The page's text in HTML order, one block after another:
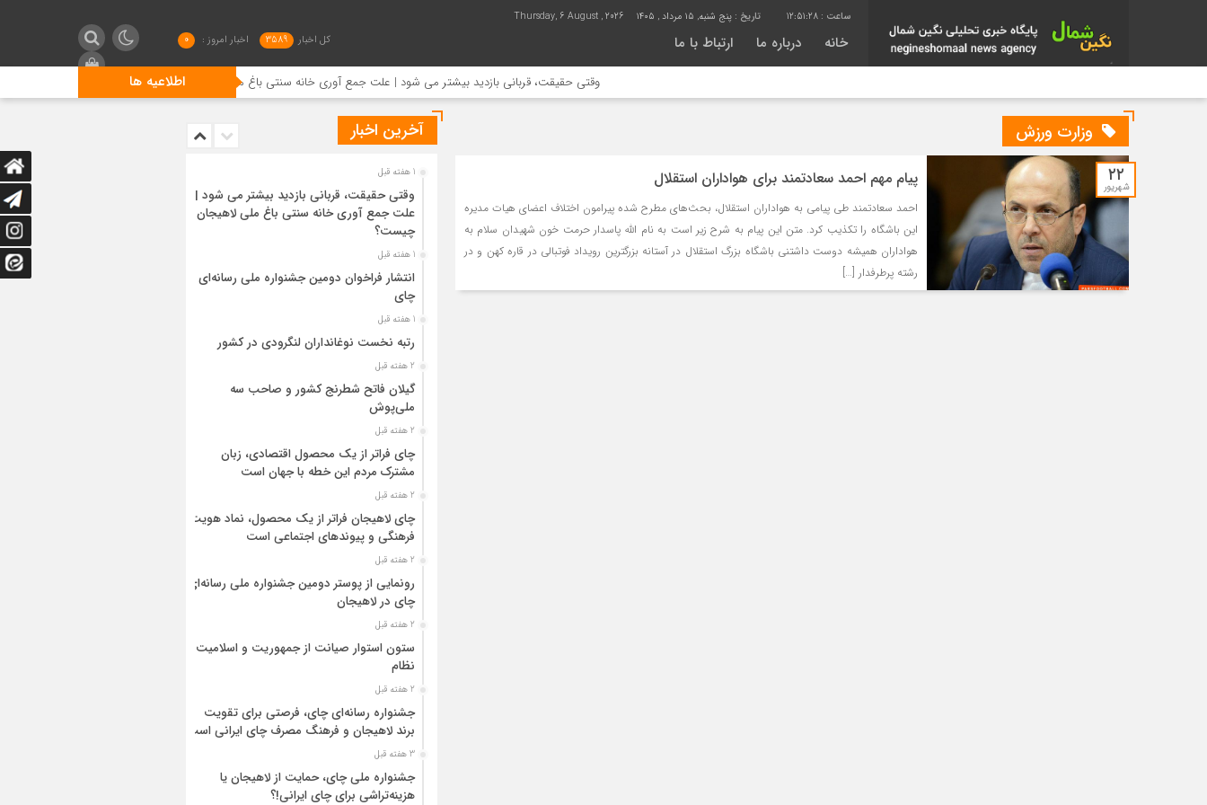
12:51:28 تاریخ : پنج شنبه, ۱۵ مرداد , ۱۴۰۵ Thursday, 6 August , 2026
خانه درباره ما ارتباط با ما کل اخبار 3589 اخبار امروز : 0
اطلاعیه هاوقتی حقیقت، قربانی بازدید بیشتر می شود | علت جمع آوری خانه سنتی باغ ملی لاهیجان چیست؟
وزارت ورزش
۲۲
شهریور پیام مهم احمد سعادتمند برای هواداران استقلال
احمد سعادتمند طی پیامی به هواداران استقلال، بحث‌های مطرح شده پیرامون اختلاف اعضای هیات مدیره
این باشگاه را تکذیب کرد. متن این پیام به شرح زیر است به نام الله پاسدار حرمت خون شهیدان سلام به
هواداران همیشه دوست داشتنی باشگاه بزرگ استقلال در آستانه بزرگترین رویداد فوتبالی در قاره کهن و در
رشته پرطرفدار […]
آخرین اخبار
1 هفته قبل
وقتی حقیقت، قربانی بازدید بیشتر می شود |
علت جمع آوری خانه سنتی باغ ملی لاهیجان
چیست؟
1 هفته قبل
انتشار فراخوان دومین جشنواره ملی رسانه‌ای
چای
1 هفته قبل
رتبه نخست نوغانداران لنگرودی در کشور
2 هفته قبل
گیلان فاتح شطرنج کشور و صاحب سه
ملی‌پوش
2 هفته قبل
چای فراتر از یک محصول اقتصادی، زبان
مشترک مردم این خطه با جهان است
2 هفته قبل
چای لاهیجان فراتر از یک محصول، نماد هویت
فرهنگی و پیوندهای اجتماعی است
2 هفته قبل
رونمایی از پوستر دومین جشنواره ملی رسانه‌ای
چای در لاهیجان
2 هفته قبل
ستون استوار صیانت از جمهوریت و اسلامیت
نظام
2 هفته قبل
جشنواره رسانه‌ای چای، فرصتی برای تقویت
برند لاهیجان و فرهنگ مصرف چای ایرانی است
3 هفته قبل
جشنواره ملی چای، حمایت از لاهیجان یا
هزینه‌تراشی برای چای ایرانی!؟